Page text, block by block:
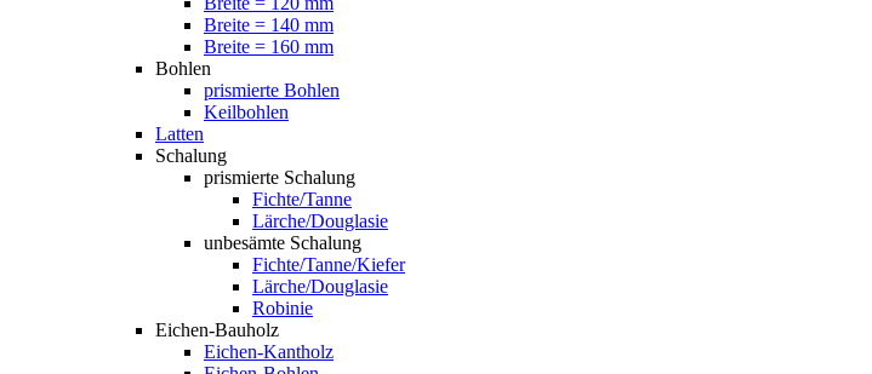
Breite = 140 mm
Breite = 160 mm
Bohlen
prismierte Bohlen
Keilbohlen
Latten
Schalung
prismierte Schalung
Fichte/Tanne
Lärche/Douglasie
unbesämte Schalung
Fichte/Tanne/Kiefer
Lärche/Douglasie
Robinie
Eichen-Bauholz
Eichen-Kantholz